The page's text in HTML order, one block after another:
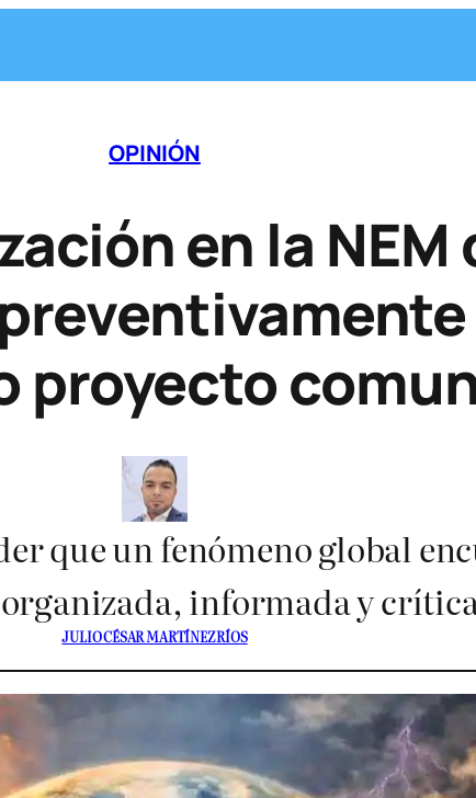
OPINIÓN
en la NEM
proyecto
que un fenómeno global
informada y
JULIO CÉSAR MARTÍNEZ RÍOS